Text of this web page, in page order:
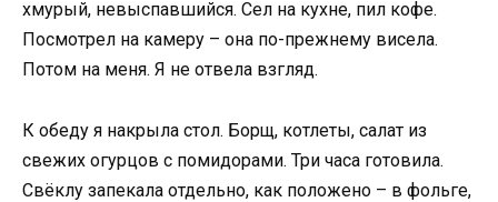
хмурый, невыспавшийся. Сел на кухне, пил кофе.
Посмотрел на камеру – она по-прежнему висела.
Потом на меня. Я не отвела взгляд.
К обеду я накрыла стол. Борщ, котлеты, салат из
свежих огурцов с помидорами. Три часа готовила.
Свёклу запекала отдельно, как положено – в фольге,